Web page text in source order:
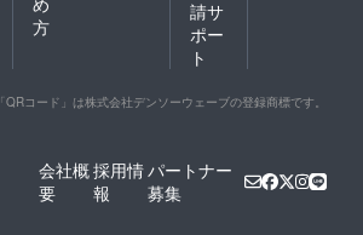
方
請サ
ポー
ト
「QRコード」は株式会社デンソーウェーブの登録商標です。
会社概
要
採用情
報
パートナー
募集